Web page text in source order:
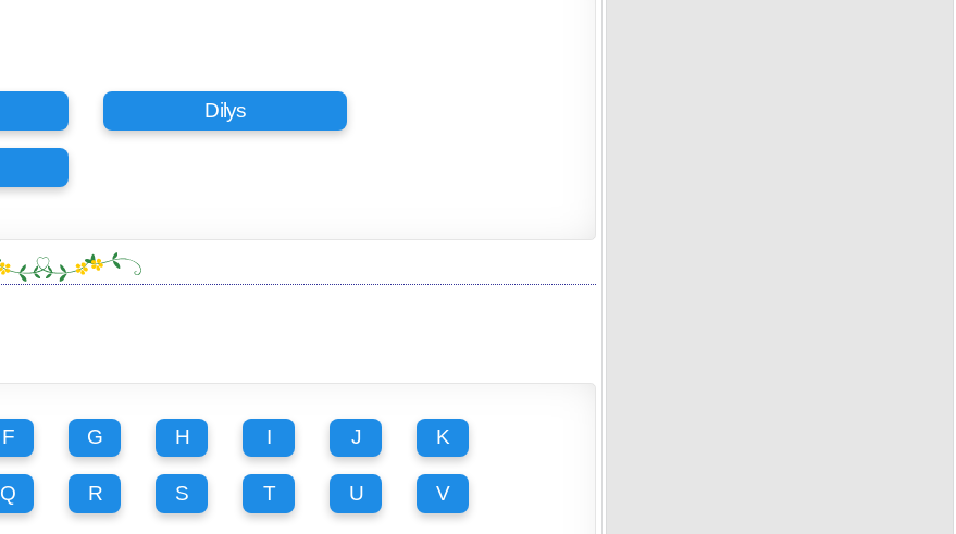
Dilys
F G H I J K
Q R S T U V